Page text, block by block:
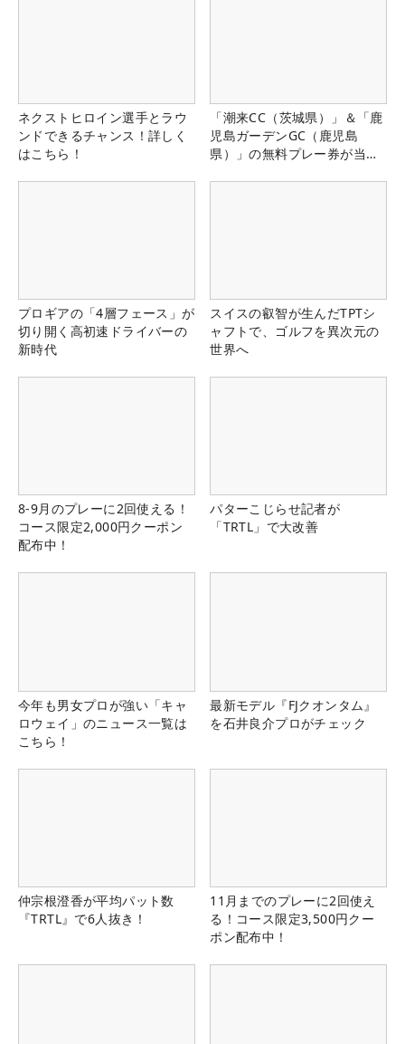
ネクストヒロイン選手とラウ
ンドできるチャンス！詳しく
はこちら！
「潮来CC（茨城県）」＆「鹿
児島ガーデンGC（鹿児島
県）」の無料プレー券が当た
プロギアの「4層フェース」が
切り開く高初速ドライバーの
新時代
スイスの叡智が生んだTPTシ
ャフトで、ゴルフを異次元の
世界へ
8-9月のプレーに2回使える！
コース限定2,000円クーポン
配布中！
パターこじらせ記者が
「TRTL」で大改善
今年も男女プロが強い「キャ
ロウェイ」のニュース一覧は
こちら！
最新モデル『FJクオンタム』
を石井良介プロがチェック
仲宗根澄香が平均パット数
『TRTL』で6人抜き！
11月までのプレーに2回使え
る！コース限定3,500円クー
ポン配布中！